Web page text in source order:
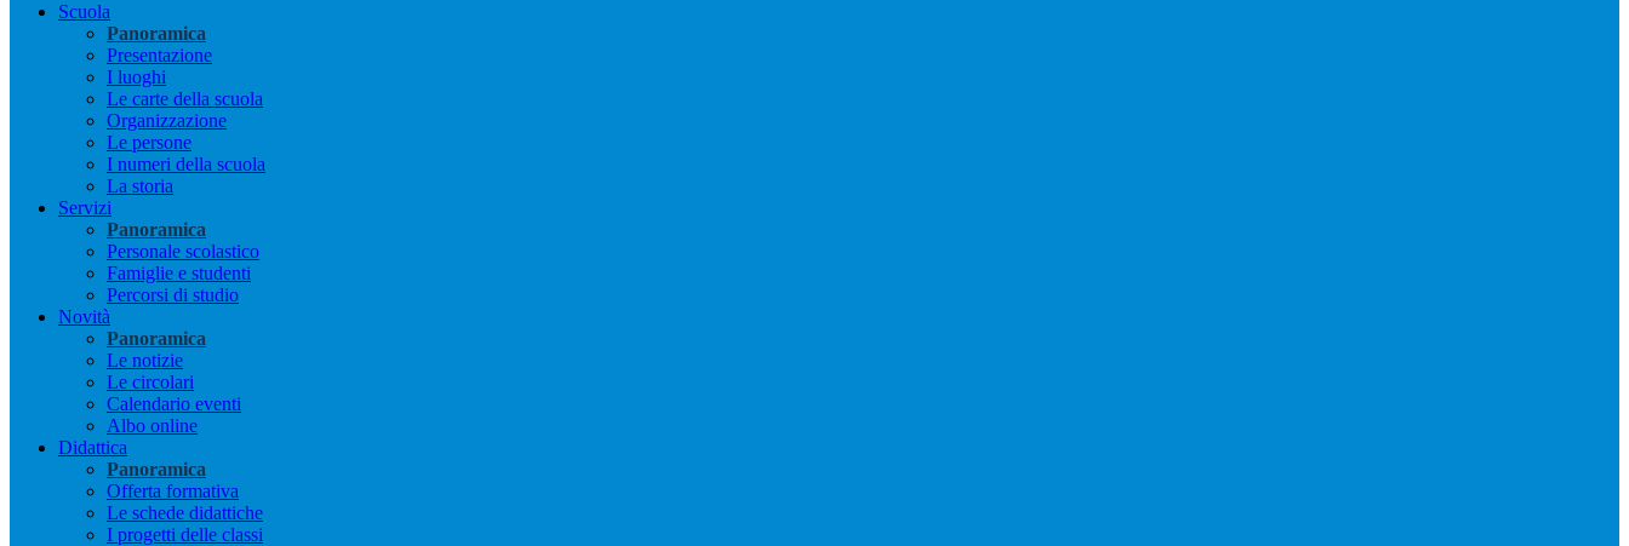
Scuola
Panoramica
Presentazione
I luoghi
Le carte della scuola
Organizzazione
Le persone
I numeri della scuola
La storia
Servizi
Panoramica
Personale scolastico
Famiglie e studenti
Percorsi di studio
Novità
Panoramica
Le notizie
Le circolari
Calendario eventi
Albo online
Didattica
Panoramica
Offerta formativa
Le schede didattiche
I progetti delle classi